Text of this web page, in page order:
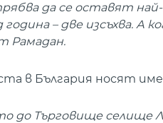
да се оставят
– две изсъхва. А
Рамадан.
в България носят
до Търговище селище